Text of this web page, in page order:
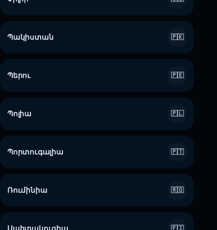
Պակիստան 🇵🇰
Պերու 🇵🇪
Պոլիա 🇵🇱
Պորտուգալիա 🇵🇹
Ռումինիա 🇷🇴
🇫🇮